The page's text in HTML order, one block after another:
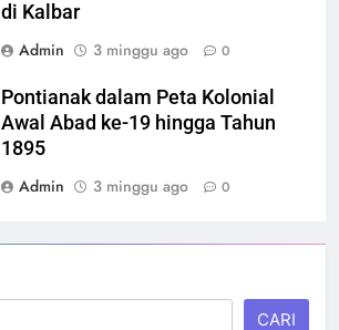
di Kalbar
Admin
3 minggu ago 0
Pontianak dalam Peta Kolonial
Awal Abad ke-19 hingga Tahun
1895
Admin
3 minggu ago 0
CARI